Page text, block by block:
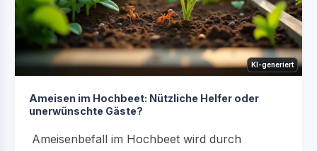
KI-generiert
Ameisen im Hochbeet: Nützliche Helfer oder
unerwünschte Gäste?
Ameisenbefall im Hochbeet wird durch